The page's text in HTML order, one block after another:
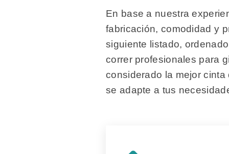
En base a nuestra
fabricación, comodidad y
siguiente listado,
correr profesionales para
considerado la mejor
se adapte a tus